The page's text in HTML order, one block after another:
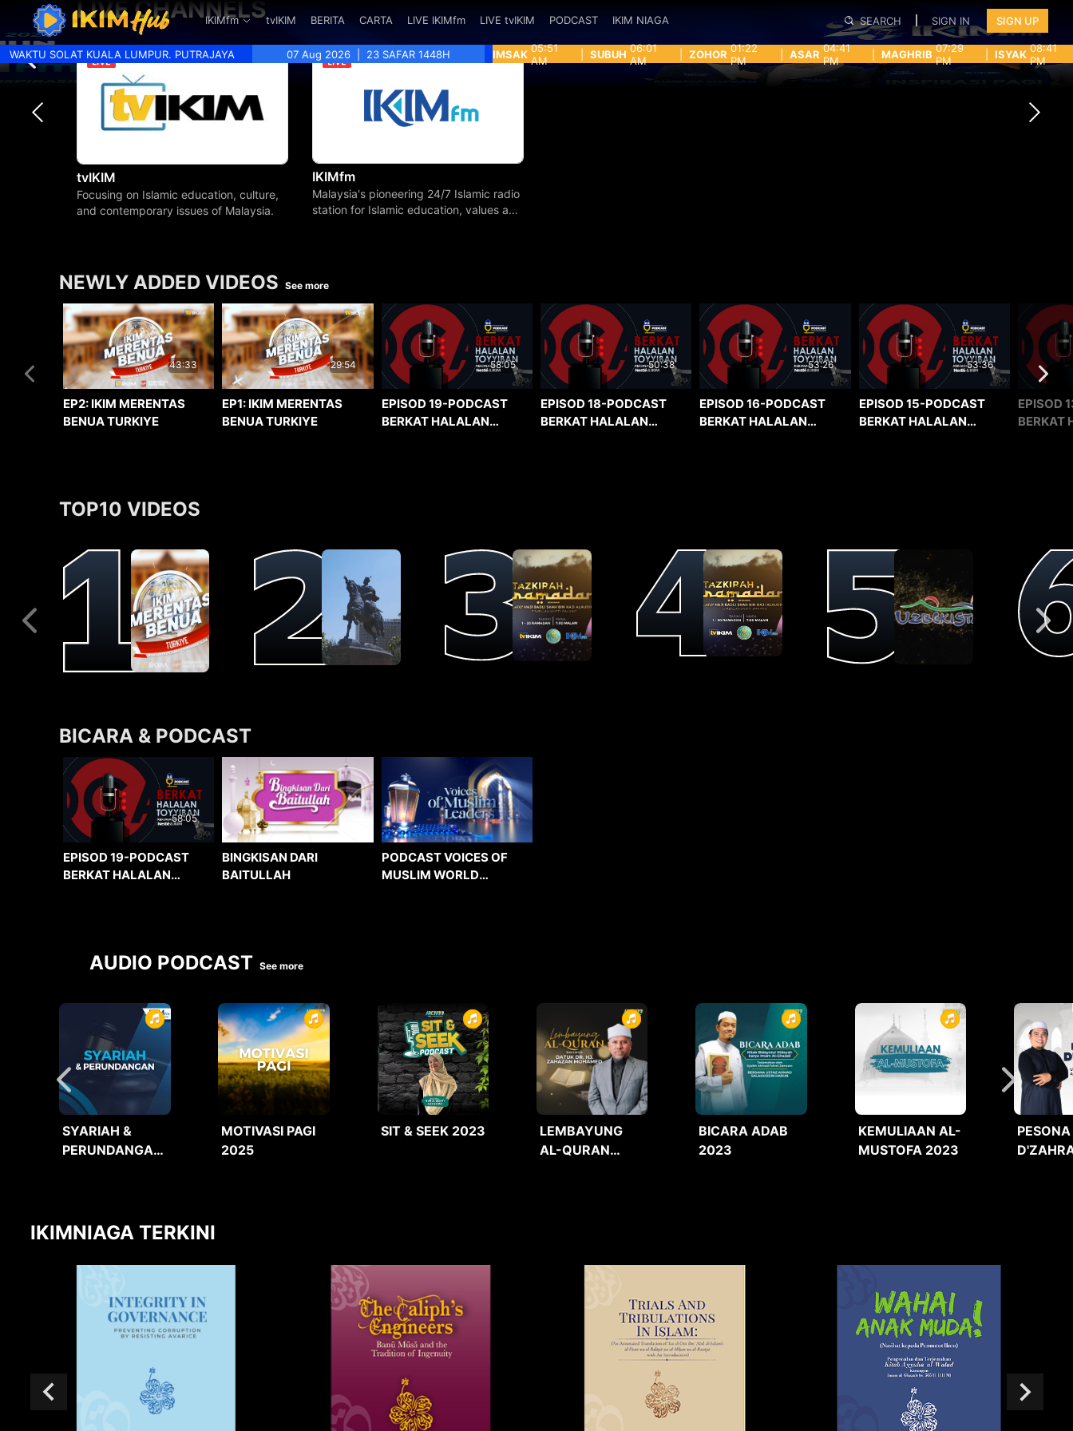
IKIMfm tvIKIM BERITA CARTA LIVE IKIMfm LIVE tvIKIM PODCAST IKIM NIAGA SEARCH SIGN IN SIGN UP
WAKTU SOLAT KUALA LUMPUR. PUTRAJAYA 07 Aug 2026 23 SAFAR 1448H IMSAK 05:51
AM
SUBUH 06:01
AM
ZOHOR 01:22
PM
ASAR 04:41
PM
MAGHRIB 07:29
PM
ISYAK 08:41
PM
LIVE CHANNELS
tvIKIM
Focusing on Islamic education, culture,
and contemporary issues of Malaysia.
IKIMfm
Malaysia's pioneering 24/7 Islamic radio
station for Islamic education, values and
NEWLY ADDED VIDEOS See more
43:33
EP2: IKIM MERENTAS
BENUA TURKIYE
29:54
EP1: IKIM MERENTAS
BENUA TURKIYE
58:05
EPISOD 19-PODCAST
BERKAT HALALAN
50:38
EPISOD 18-PODCAST
BERKAT HALALAN
53:26
EPISOD 16-PODCAST
BERKAT HALALAN
53:36
EPISOD 15-PODCAST
BERKAT HALALAN
EPISOD
BERKAT
TOP10 VIDEOS
BICARA & PODCAST
58:05
EPISOD 19-PODCAST
BERKAT HALALAN
BINGKISAN DARI
BAITULLAH
PODCAST VOICES OF
MUSLIM WORLD
AUDIO PODCAST See more
SYARIAH &
PERUNDANGAN
MOTIVASI PAGI
2025
SIT & SEEK 2023
LEMBAYUNG
AL-QURAN
BICARA ADAB
2023
KEMULIAAN AL-
MUSTOFA 2023
PESONA
IKIMNIAGA TERKINI